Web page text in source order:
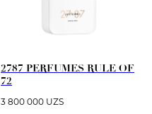
2787 PERFUMES RULE OF
72
3 800 000 UZS